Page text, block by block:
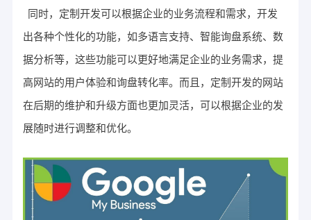
同时，定制开发可以根据企业的业务流程和需求，开发
出各种个性化的功能，如多语言支持、智能询盘系统、数
据分析等，这些功能可以更好地满足企业的业务需求，提
高网站的用户体验和询盘转化率。而且，定制开发的网站
在后期的维护和升级方面也更加灵活，可以根据企业的发
展随时进行调整和优化。